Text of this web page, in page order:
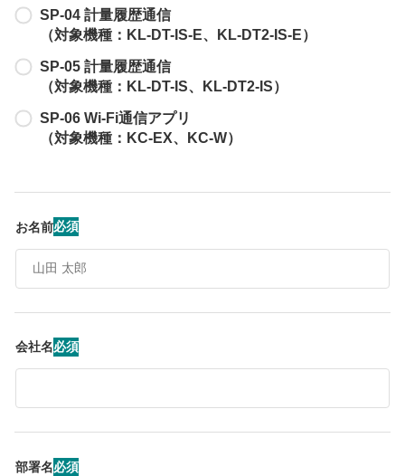
SP-04 計量履歴通信
（対象機種：KL-DT-IS-E、KL-DT2-IS-E）
SP-05 計量履歴通信
（対象機種：KL-DT-IS、KL-DT2-IS）
SP-06 Wi-Fi通信アプリ
（対象機種：KC-EX、KC-W）
お名前必須
会社名必須
部署名必須